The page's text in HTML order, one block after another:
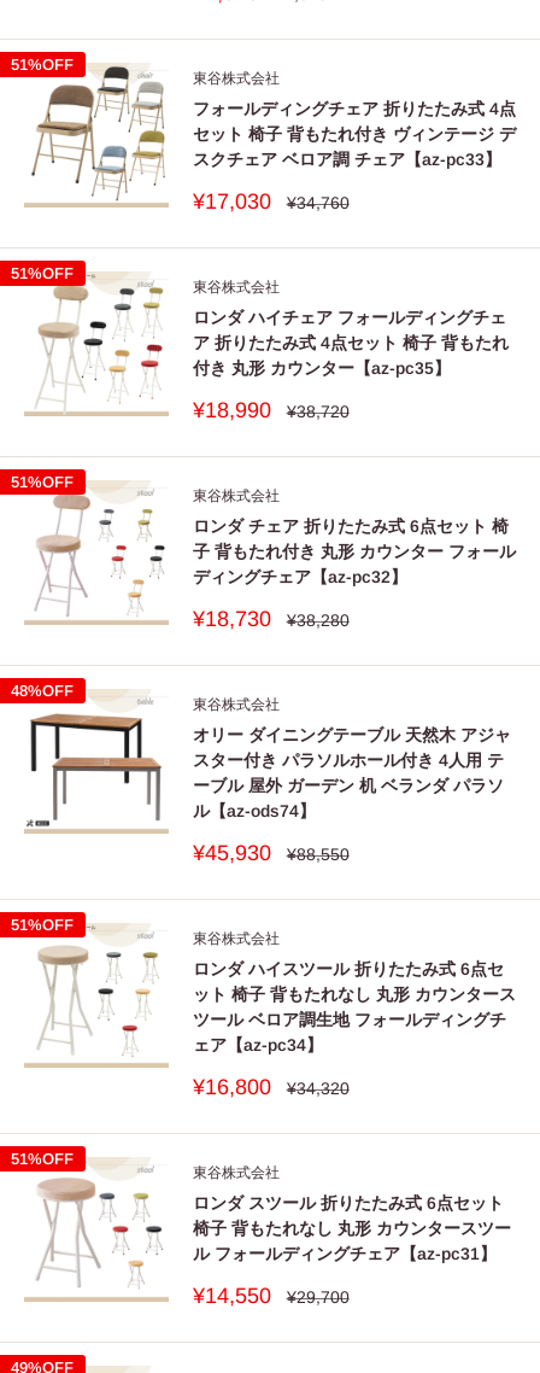
価
格
51%OFF
東谷株式会社
フォールディングチェア 折りたたみ式 4点
セット 椅子 背もたれ付き ヴィンテージ デ
スクチェア ベロア調 チェア【az-pc33】
販
価
¥17,030
通
格
¥34,760
51%OFF
東谷株式会社
ロンダ ハイチェア フォールディングチェ
ア 折りたたみ式 4点セット 椅子 背もたれ
付き 丸形 カウンター【az-pc35】
販
価
¥18,990
通
格
¥38,720
51%OFF
東谷株式会社
ロンダ チェア 折りたたみ式 6点セット 椅
子 背もたれ付き 丸形 カウンター フォール
ディングチェア【az-pc32】
販
価
¥18,730
通
格
¥38,280
48%OFF
東谷株式会社
オリー ダイニングテーブル 天然木 アジャ
スター付き パラソルホール付き 4人用 テ
ーブル 屋外 ガーデン 机 ベランダ パラソ
ル【az-ods74】
販
価
¥45,930
通
格
¥88,550
51%OFF
東谷株式会社
ロンダ ハイスツール 折りたたみ式 6点セ
ット 椅子 背もたれなし 丸形 カウンタース
ツール ベロア調生地 フォールディングチ
ェア【az-pc34】
販
価
¥16,800
通
格
¥34,320
51%OFF
東谷株式会社
ロンダ スツール 折りたたみ式 6点セット
椅子 背もたれなし 丸形 カウンタースツー
ル フォールディングチェア【az-pc31】
販
価
¥14,550
通
格
¥29,700
49%OFF